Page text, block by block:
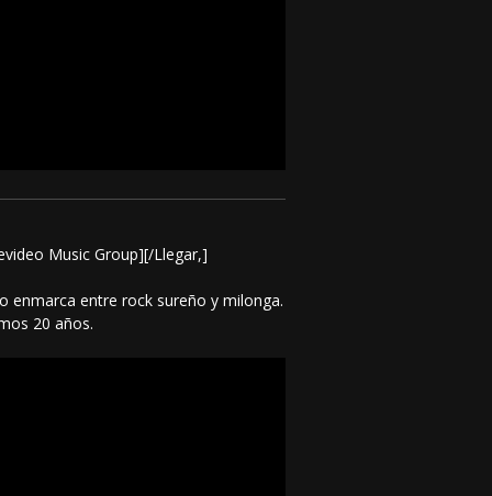
Music Group][/Llegar,]
enmarca entre rock sureño y milonga.
20 años.